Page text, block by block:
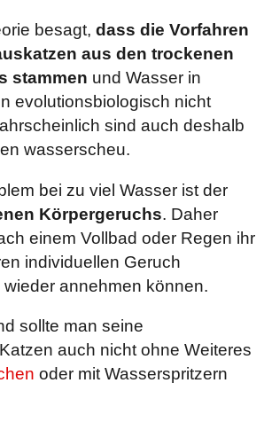
besagt,dass die Vorfahren
aus den trockenen
stammen und Wasser in
evolutionsbiologisch nicht
sind auch deshalb
wasserscheu.
bei zu viel Wasser ist der
Körpergeruchs. Daher
einem Vollbad oder Regen ihr
individuellen Geruch
annehmen können.
sollte man seine
auch nicht ohne Weiteres
oder mit Wasserspritzern